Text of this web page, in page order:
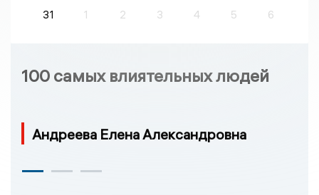
31
1 2 3 4 5 6
100 самых влиятельных людей
Андреева Елена Александровна